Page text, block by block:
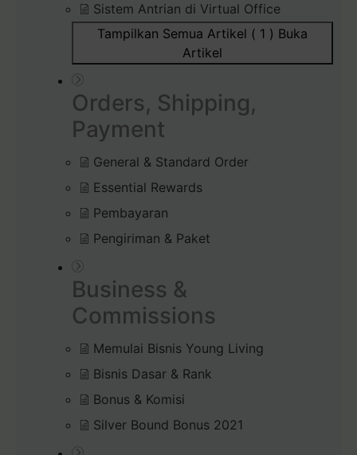
Sistem Antrian di Virtual Office
Tampilkan Semua Artikel ( 1 ) Buka
Artikel
Orders, Shipping,
Payment
General & Standard Order
Essential Rewards
Pembayaran
Pengiriman & Paket
Business &
Commissions
Memulai Bisnis Young Living
Bisnis Dasar & Rank
Bonus & Komisi
Silver Bound Bonus 2021